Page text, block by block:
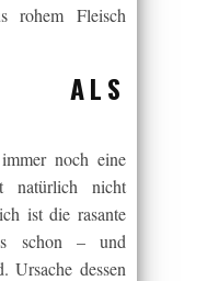
rohem Fleisch
ALS
noch eine
natürlich nicht
ist die rasante
schon – und
Ursache dessen